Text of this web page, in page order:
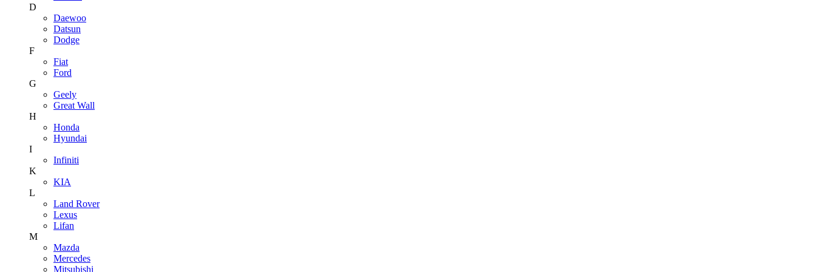
D
Daewoo
Datsun
Dodge
F
Fiat
Ford
G
Geely
Great Wall
H
Honda
Hyundai
I
Infiniti
K
KIA
L
Land Rover
Lexus
Lifan
M
Mazda
Mercedes
Mitsubishi